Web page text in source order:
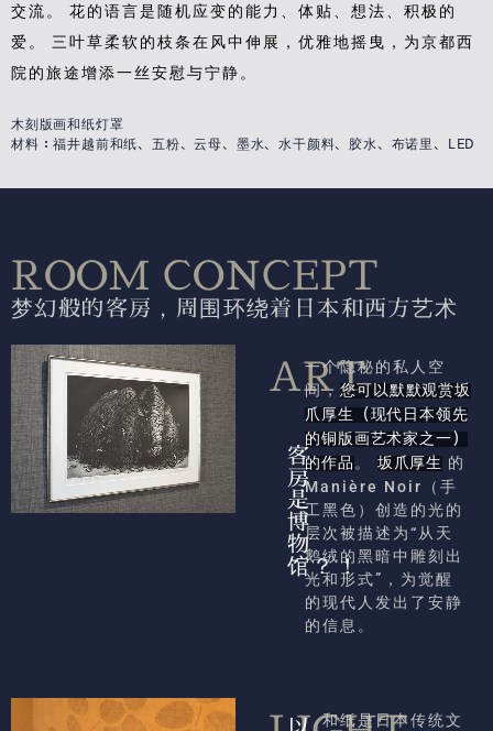
交流。 花的语言是随机应变的能力、体贴、想法、积极的
爱。 三叶草柔软的枝条在风中伸展，优雅地摇曳，为京都西
院的旅途增添一丝安慰与宁静。
木刻版画和纸灯罩
材料：福井越前和纸、五粉、云母、墨水、水干颜料、胶水、布诺里、LED
ROOM CONCEPT
梦幻般的客房，周围环绕着日本和西方艺术
ART
客
房
是
博
物
馆？！
一个隐秘的私人空
间，您可以默默观赏坂
爪厚生
（现代日本领先
的铜版画艺术家之一）
的作品 。 坂爪厚生 的
Manière Noir（手
工黑色）创造的光的
层次被描述为“从天
鹅绒的黑暗中雕刻出
光和形式”，为觉醒
的现代人发出了安静
的信息。
和纸是日本传统文